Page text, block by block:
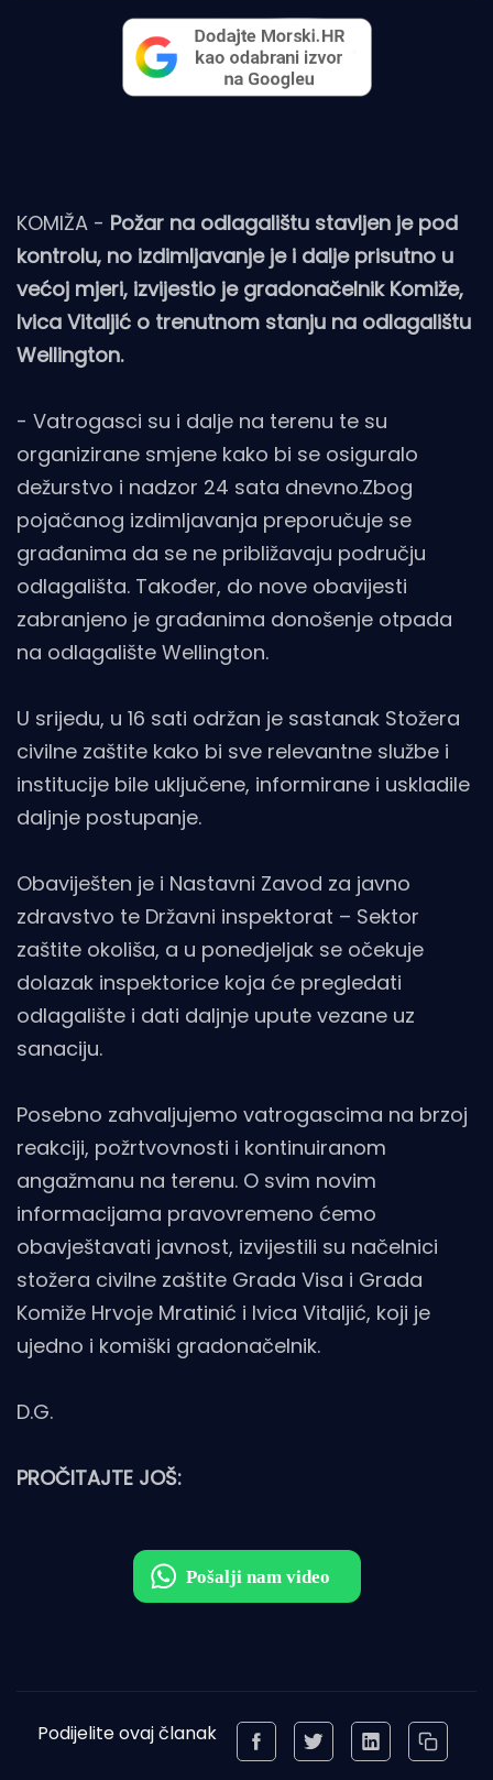
KOMIŽA - Požar na odlagalištu stavljen je pod
kontrolu, no izdimljavanje je i dalje prisutno u
većoj mjeri, izvijestio je gradonačelnik Komiže,
Ivica Vitaljić o trenutnom stanju na odlagalištu
Wellington.
- Vatrogasci su i dalje na terenu te su
organizirane smjene kako bi se osiguralo
dežurstvo i nadzor 24 sata dnevno.Zbog
pojačanog izdimljavanja preporučuje se
građanima da se ne približavaju području
odlagališta. Također, do nove obavijesti
zabranjeno je građanima donošenje otpada
na odlagalište Wellington.
U srijedu, u 16 sati održan je sastanak Stožera
civilne zaštite kako bi sve relevantne službe i
institucije bile uključene, informirane i uskladile
daljnje postupanje.
Obaviješten je i Nastavni Zavod za javno
zdravstvo te Državni inspektorat – Sektor
zaštite okoliša, a u ponedjeljak se očekuje
dolazak inspektorice koja će pregledati
odlagalište i dati daljnje upute vezane uz
sanaciju.
Posebno zahvaljujemo vatrogascima na brzoj
reakciji, požrtvovnosti i kontinuiranom
angažmanu na terenu. O svim novim
informacijama pravovremeno ćemo
obavještavati javnost, izvijestili su načelnici
stožera civilne zaštite Grada Visa i Grada
Komiže Hrvoje Mratinić i Ivica Vitaljić, koji je
ujedno i komiški gradonačelnik.
D.G.
PROČITAJTE JOŠ:
Podijelite ovaj članak